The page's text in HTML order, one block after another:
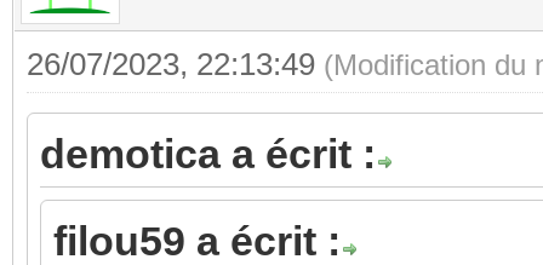
26/07/2023, 22:13:49 (Modification du
demotica a écrit :
filou59 a écrit :